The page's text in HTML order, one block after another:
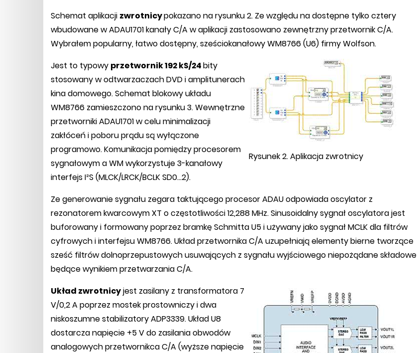
Schemat aplikacji zwrotnicypokazano na rysunku 2. Ze względu na dostępne tylko cztery
wbudowane w ADAU1701 kanały C/A w aplikacji zastosowano zewnętrzny przetwornik C/A.
Wybrałem popularny, łatwo dostępny, sześciokanałowy WM8766 (U6) firmy Wolfson.
Rysunek 2. Aplikacja zwrotnicy
Jest to typowy przetwornik 192 kS/24bity
stosowany w odtwarzaczach DVD i amplitunerach
kina domowego. Schemat blokowy układu
WM8766 zamieszczono na rysunku 3. Wewnętrzne
przetworniki ADAU1701 w celu minimalizacji
zakłóceń i poboru prądu są wyłączone
programowo. Komunikacja pomiędzy procesorem
sygnałowym a WM wykorzystuje 3-kanałowy
interfejs I²S (MLCK/LRCK/BCLK SD0...2).
Ze generowanie sygnału zegara taktującego procesor ADAU odpowiada oscylator z
rezonatorem kwarcowym XT o częstotliwości 12,288 MHz. Sinusoidalny sygnał oscylatora jest
buforowany i formowany poprzez bramkę Schmitta U5 i używany jako sygnał MCLK dla filtrów
cyfrowych i interfejsu WM8766. Układ przetwornika C/A uzupełniają elementy bierne tworzące
sześć filtrów dolnoprzepustowych usuwających z sygnału wyjściowego niepożądane składowe
będące wynikiem przetwarzania C/A.
Układ zwrotnicyjest zasilany z transformatora 7
V/0,2 A poprzez mostek prostowniczy i dwa
niskoszumne stabilizatory ADP3339. Układ U8
dostarcza napięcie +5 V do zasilania obwodów
analogowych przetwornikca C/A (wyższe napięcie